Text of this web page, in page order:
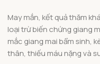
May mắn, kết quả thăm
loại trừ biến chứng giang
mắc giang mai bẩm sinh,
thân, thiếu máu nặng và